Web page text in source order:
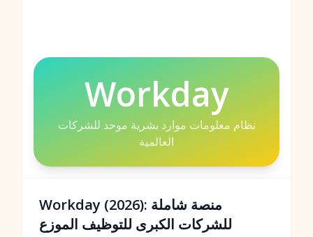
Workday
نظام معلومات موارد بشرية موحد للشركات
العالمية
Workday (2026): منصة شاملة
للشركات الكبرى للتوظيف الموزع